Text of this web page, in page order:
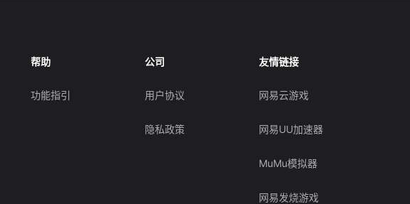
帮助
功能指引
公司
用户协议
隐私政策
友情链接
网易云游戏
网易UU加速器
MuMu模拟器
网易发烧游戏